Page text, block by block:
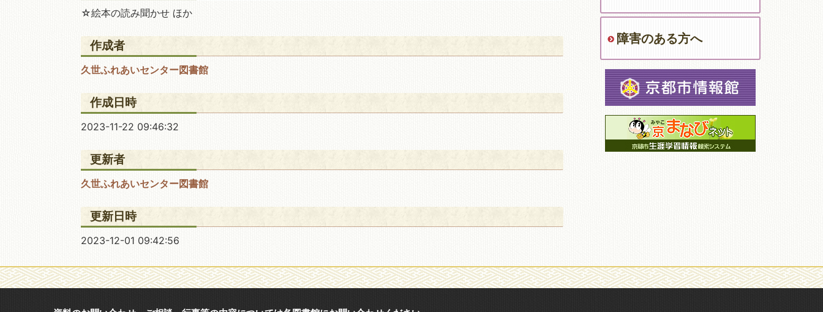
☆絵本の読み聞かせ ほか
作成者
久世ふれあいセンター図書館
作成日時
2023-11-22 09:46:32
更新者
久世ふれあいセンター図書館
更新日時
2023-12-01 09:42:56
障害のある方へ